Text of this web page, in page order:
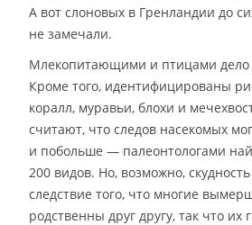
А вот слоновых в Гренландии до
не замечали.
Млекопитающими и птицами дело
Кроме того, идентифицированы
коралл, муравьи, блохи и
считают, что следов насекомых
и побольше — палеонтологами
200 видов. Но, возможно,
следствие того, что многие
родственны друг другу, так что их